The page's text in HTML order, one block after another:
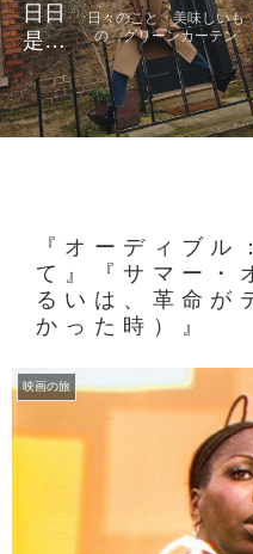
日日
是好
日
日々のこと 美味しいも
の グリーンカーテン
『オーディブル
て』『サマー・
るいは、革命が
かった時）』
映画の旅